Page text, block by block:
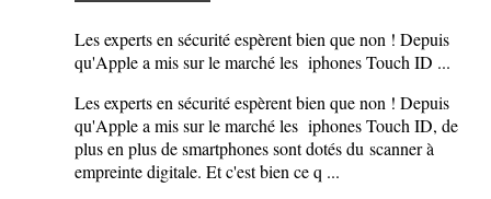
Les experts en sécurité espèrent bien que non ! Depuis
qu'Apple a mis sur le marché les iphones Touch ID ...
Les experts en sécurité espèrent bien que non ! Depuis
qu'Apple a mis sur le marché les iphones Touch ID, de
plus en plus de smartphones sont dotés du scanner à
empreinte digitale. Et c'est bien ce q ...